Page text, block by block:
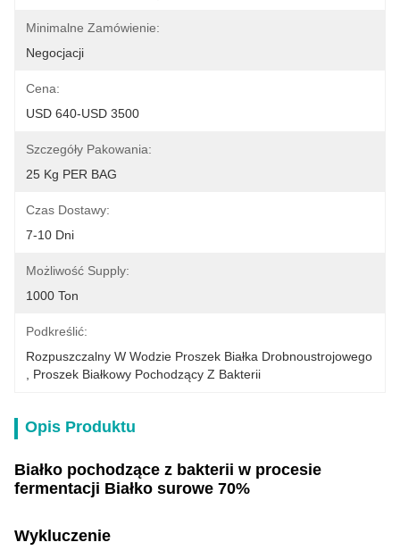
Minimalne Zamówienie:
Negocjacji
Cena:
USD 640-USD 3500
Szczegóły Pakowania:
25 Kg PER BAG
Czas Dostawy:
7-10 Dni
Możliwość Supply:
1000 Ton
Podkreślić:
Rozpuszczalny W Wodzie Proszek Białka Drobnoustrojowego
Proszek Białkowy Pochodzący Z Bakterii
Opis Produktu
Białko pochodzące z bakterii w procesie
fermentacji Białko surowe 70%
Wykluczenie